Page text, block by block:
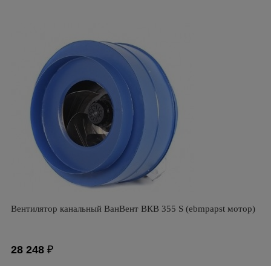
Вентилятор канальный ВанВент ВКВ 355 S (ebmpapst мотор)
28 248 ₽